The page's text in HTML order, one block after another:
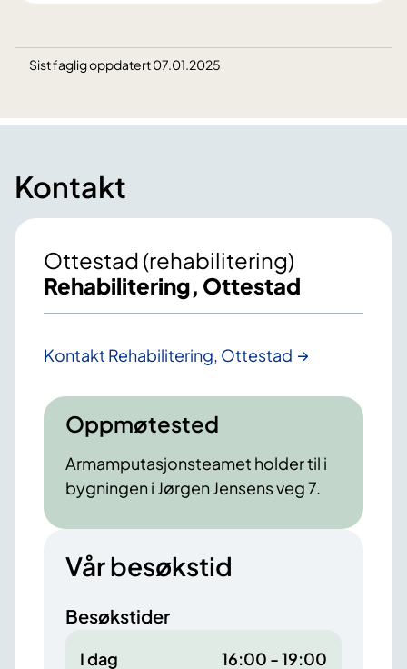
Sist faglig oppdatert 07.01.2025
Kontakt
Ottestad (rehabilitering)
Rehabilitering, Ottestad
Kontakt Rehabilitering, Ottestad
Oppmøtested
Armamputasjonsteamet holder til i
bygningen i Jørgen Jensens veg 7.
Vår besøkstid
Besøkstider
I dag 16:00 - 19:00